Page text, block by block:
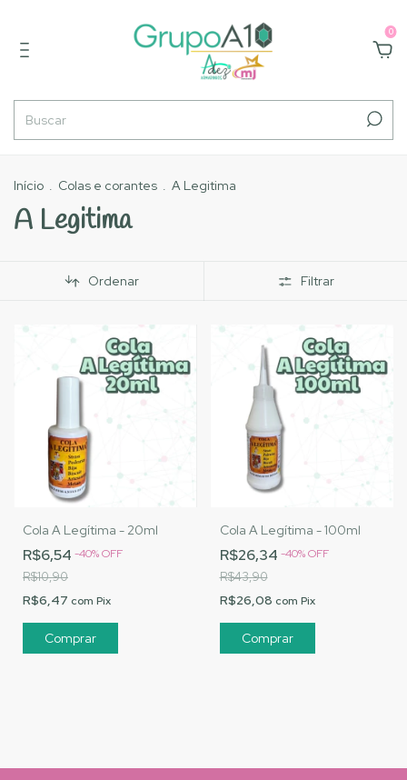
0
Início . Colas e corantes . A Legitima
A Legitima
Ordenar Filtrar
Cola A Legítima - 20ml
R$6,54 -40%OFF
R$10,90
R$6,47 com Pix
Cola A Legítima - 100ml
R$26,34 -40%OFF
R$43,90
R$26,08 com Pix